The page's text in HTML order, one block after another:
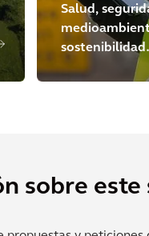
Salud,
sostenibilidad
digital
sobre este